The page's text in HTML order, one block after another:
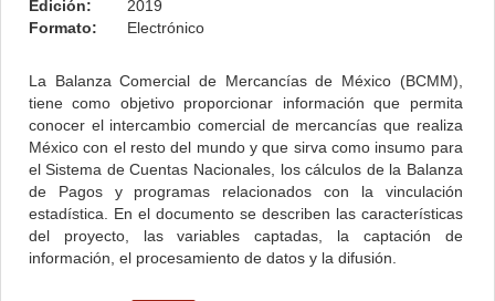
Edición:
2019
Formato:
Electrónico
La Balanza Comercial de Mercancías de México (BCMM),
tiene como objetivo proporcionar información que permita
conocer el intercambio comercial de mercancías que realiza
México con el resto del mundo y que sirva como insumo para
el Sistema de Cuentas Nacionales, los cálculos de la Balanza
de Pagos y programas relacionados con la vinculación
estadística. En el documento se describen las características
del proyecto, las variables captadas, la captación de
información, el procesamiento de datos y la difusión.